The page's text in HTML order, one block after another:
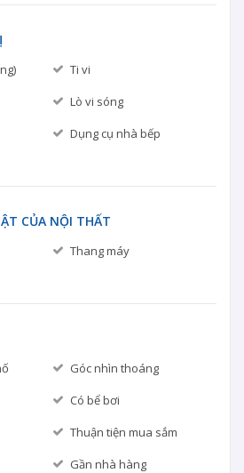
Ti vi
Lò vi sóng
Dụng cụ nhà bếp
CỦA NỘI THẤT
Thang máy
Góc nhìn thoáng
Có bể bơi
Thuận tiện mua sắm
Gần nhà hàng